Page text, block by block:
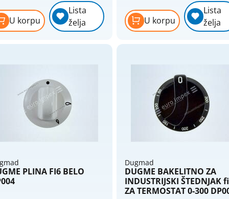
(žice) - licnasti
(žice) - pun presek
table
ormani
- strujni razdelnici
i releji
osigurači, osnove, umeci
i prenosne priključnice
U korpu
Lista
želja
U korpu
Lista
želja
PLINA FI6 BELO
Dugmad
DUGME BAKELITNO ZA
INDUSTRIJSKI ŠTEDNJAK
ZA TERMOSTAT 0-300